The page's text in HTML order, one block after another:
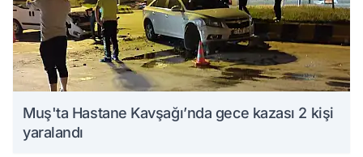
Muş'ta Hastane Kavşağı’nda gece kazası 2 kişi
yaralandı